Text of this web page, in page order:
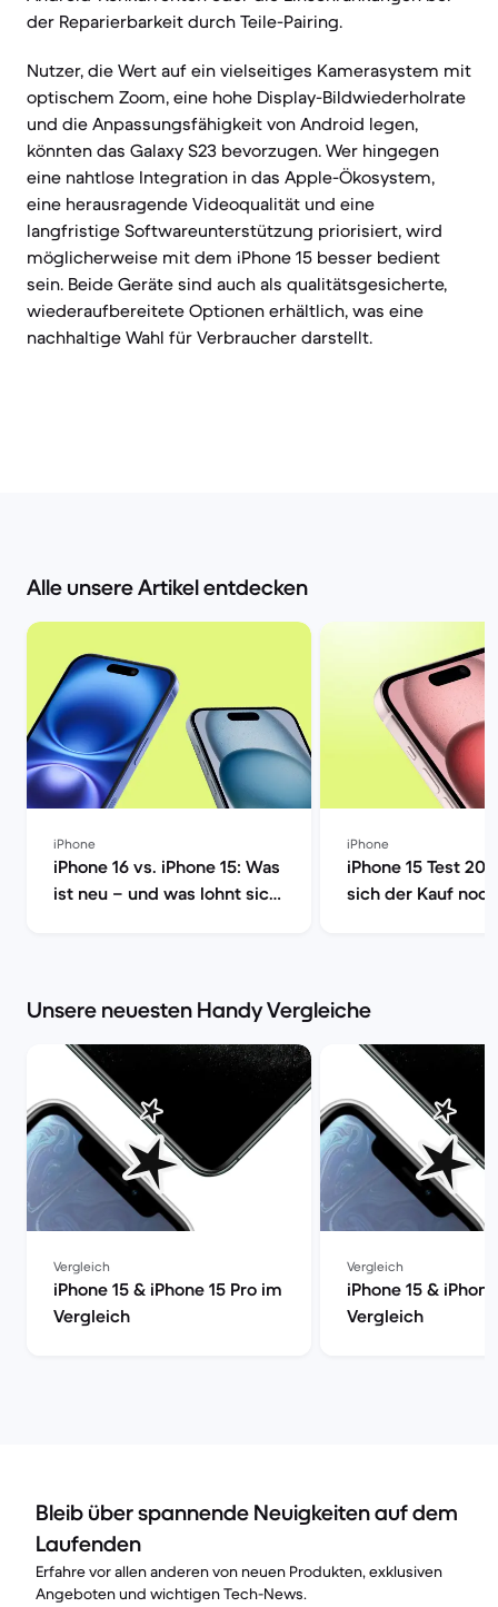
der Reparierbarkeit durch Teile-Pairing.
Nutzer, die Wert auf ein vielseitiges Kamerasystem mit
optischem Zoom, eine hohe Display-Bildwiederholrate
und die Anpassungsfähigkeit von Android legen,
könnten das Galaxy S23 bevorzugen. Wer hingegen
eine nahtlose Integration in das Apple-Ökosystem,
eine herausragende Videoqualität und eine
langfristige Softwareunterstützung priorisiert, wird
möglicherweise mit dem iPhone 15 besser bedient
sein. Beide Geräte sind auch als qualitätsgesicherte,
wiederaufbereitete Optionen erhältlich, was eine
nachhaltige Wahl für Verbraucher darstellt.
Alle unsere Artikel entdecken
iPhone
iPhone 16 vs. iPhone 15: Was
ist neu – und was lohnt sich
iPhone
iPhone 15 Test
sich der Kauf
Unsere neuesten Handy Vergleiche
Vergleich
iPhone 15 & iPhone 15 Pro im
Vergleich
Vergleich
iPhone 15 &
Vergleich
Bleib über spannende Neuigkeiten auf dem
Laufenden
Erfahre vor allen anderen von neuen Produkten, exklusiven
Angeboten und wichtigen Tech-News.